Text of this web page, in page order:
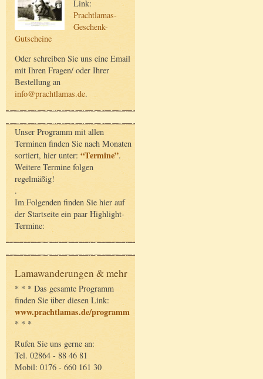
Link:
Prachtlamas-
Geschenk-
Gutscheine
Oder schreiben Sie uns eine Email
mit Ihren Fragen/ oder Ihrer
Bestellung an
info@prachtlamas.de.
Unser Programm mit allen
Terminen finden Sie nach Monaten
sortiert, hier unter: “Termine”.
Weitere Termine folgen
regelmäßig!
.
Im Folgenden finden Sie hier auf
der Startseite ein paar Highlight-
Termine:
Lamawanderungen & mehr
* * * Das gesamte Programm
finden Sie über diesen Link:
www.prachtlamas.de/programm
* * *
Rufen Sie uns gerne an:
Tel. 02864 - 88 46 81
Mobil: 0176 - 660 161 30